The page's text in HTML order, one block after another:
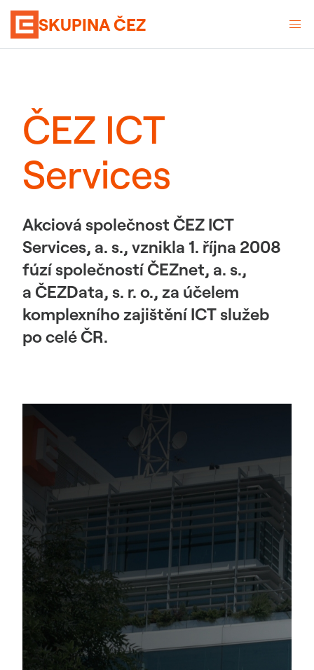
SKUPINA ČEZ
ČEZ ICT
Services
Akciová společnost ČEZ ICT
Services, a. s., vznikla 1. října 2008
fúzí společností ČEZnet, a. s.,
a ČEZData, s. r. o., za účelem
komplexního zajištění ICT služeb
po celé ČR.